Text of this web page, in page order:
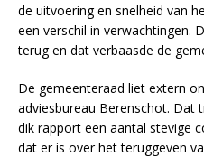
de uitvoering en snelheid van
een verschil in verwachtingen.
terug en dat verbaasde de
De gemeenteraad liet extern
adviesbureau Berenschot. Dat
dik rapport een aantal stevige
dat er is over het teruggeven